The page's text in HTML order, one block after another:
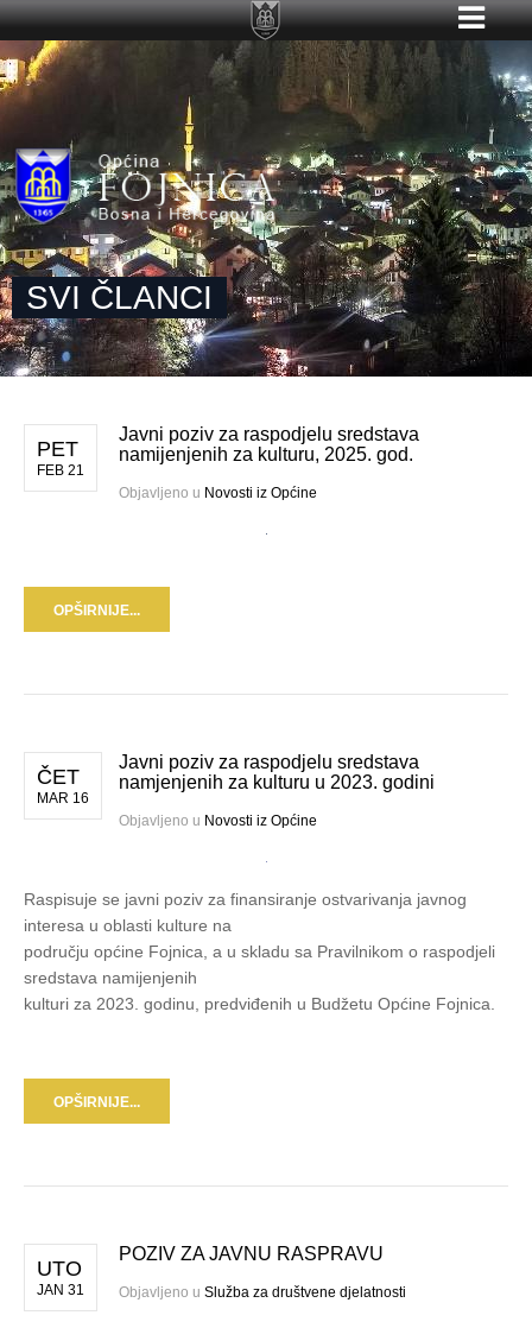
SVI ČLANCI
PET
FEB 21
Javni poziv za raspodjelu sredstava
namijenjenih za kulturu, 2025. god.
Objavljeno u Novosti iz Općine
OPŠIRNIJE...
ČET
MAR 16
Javni poziv za raspodjelu sredstava
namjenjenih za kulturu u 2023. godini
Objavljeno u Novosti iz Općine
Raspisuje se javni poziv za finansiranje ostvarivanja javnog
interesa u oblasti kulture na
području općine Fojnica, a u skladu sa Pravilnikom o raspodjeli
sredstava namijenjenih
kulturi za 2023. godinu, predviđenih u Budžetu Općine Fojnica.
OPŠIRNIJE...
UTO
JAN 31
POZIV ZA JAVNU RASPRAVU
Objavljeno u Služba za društvene djelatnosti